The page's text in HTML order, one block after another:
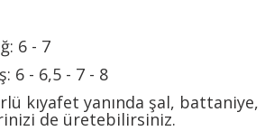
6 - 7
6 - 6,5 - 7 - 8
kıyafet yanında şal, battaniye,
de üretebilirsiniz.